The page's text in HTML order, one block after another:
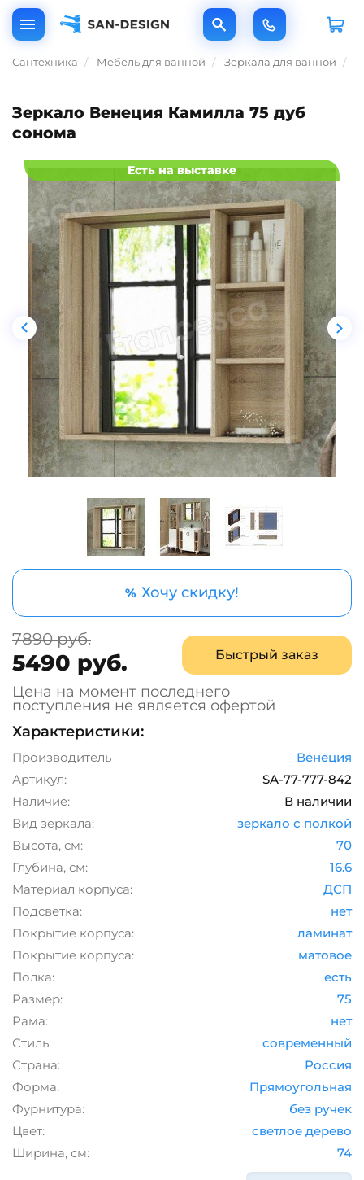
Сантехника Мебель для ванной Зеркала для ванной
Зеркало Венеция Камилла 75 дуб
сонома
Есть на выставке
% Хочу скидку!
7890 руб.
5490 руб. Быстрый заказ
Цена на момент последнего
поступления не является офертой
Характеристики:
Производитель
Венеция
Артикул:
SA-77-777-842
Наличие:
В наличии
Вид зеркала:
зеркало с полкой
Высота, см:
70
Глубина, см:
16.6
Материал корпуса:
ДСП
Подсветка:
нет
Покрытие корпуса:
ламинат
Покрытие корпуса:
матовое
Полка:
есть
Размер:
75
Рама:
нет
Стиль:
современный
Страна:
Россия
Форма:
Прямоугольная
Фурнитура:
без ручек
Цвет:
светлое дерево
Ширина, см:
74